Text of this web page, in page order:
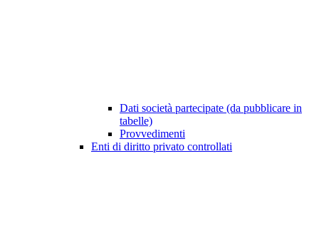
Dati società partecipate (da pubblicare in
tabelle)
Provvedimenti
Enti di diritto privato controllati